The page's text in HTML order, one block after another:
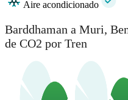
Aire acondicionado
Barddhaman a Muri,
de CO2 por Tren